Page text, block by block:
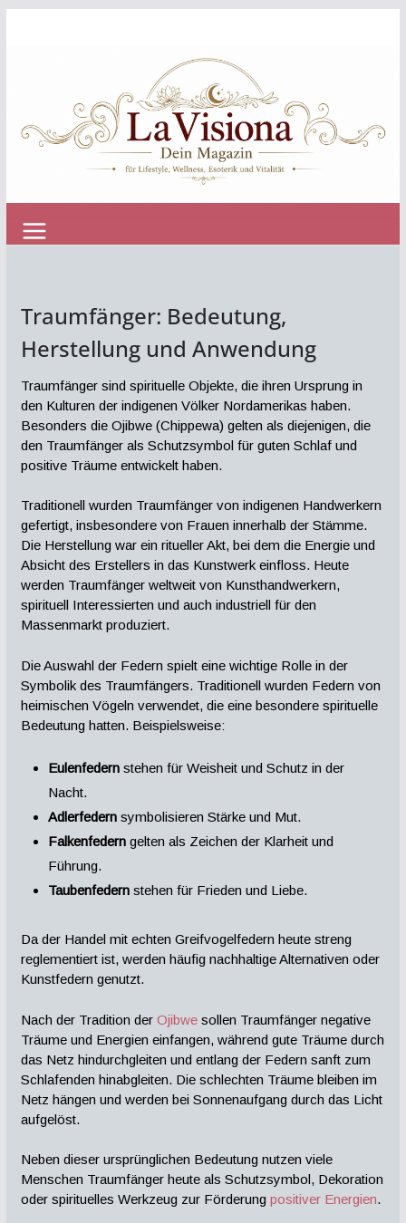
Traumfänger: Bedeutung,
Herstellung und Anwendung
Traumfänger sind spirituelle Objekte, die ihren Ursprung in
den Kulturen der indigenen Völker Nordamerikas haben.
Besonders die Ojibwe (Chippewa) gelten als diejenigen, die
den Traumfänger als Schutzsymbol für guten Schlaf und
positive Träume entwickelt haben.
Traditionell wurden Traumfänger von indigenen Handwerkern
gefertigt, insbesondere von Frauen innerhalb der Stämme.
Die Herstellung war ein ritueller Akt, bei dem die Energie und
Absicht des Erstellers in das Kunstwerk einfloss. Heute
werden Traumfänger weltweit von Kunsthandwerkern,
spirituell Interessierten und auch industriell für den
Massenmarkt produziert.
Die Auswahl der Federn spielt eine wichtige Rolle in der
Symbolik des Traumfängers. Traditionell wurden Federn von
heimischen Vögeln verwendet, die eine besondere spirituelle
Bedeutung hatten. Beispielsweise:
Eulenfedernstehen für Weisheit und Schutz in der
Nacht.
Adlerfedernsymbolisieren Stärke und Mut.
Falkenfederngelten als Zeichen der Klarheit und
Führung.
Taubenfedernstehen für Frieden und Liebe.
Da der Handel mit echten Greifvogelfedern heute streng
reglementiert ist, werden häufig nachhaltige Alternativen oder
Kunstfedern genutzt.
Nach der Tradition der Ojibwe sollen Traumfänger negative
Träume und Energien einfangen, während gute Träume durch
das Netz hindurchgleiten und entlang der Federn sanft zum
Schlafenden hinabgleiten. Die schlechten Träume bleiben im
Netz hängen und werden bei Sonnenaufgang durch das Licht
aufgelöst.
Neben dieser ursprünglichen Bedeutung nutzen viele
Menschen Traumfänger heute als Schutzsymbol, Dekoration
oder spirituelles Werkzeug zur Förderung positiver Energien.